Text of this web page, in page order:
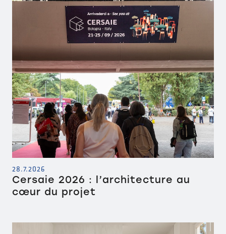
28.7.2026
Cersaie 2026 : l’architecture au
cœur du projet